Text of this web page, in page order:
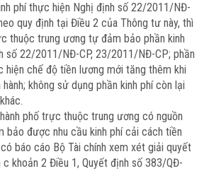
phí thực hiện Nghị định số 22/2011/NĐ-
quy định tại Điều 2 của Thông tư này, thì
thuộc trung ương tự đảm bảo phần kinh
số 22/2011/NĐ-CP, 23/2011/NĐ-CP; phần
hiện chế độ tiền lương mới tăng thêm khi
không sử dụng phần kinh phí còn lại
phố trực thuộc trung ương có nguồn
bảo được nhu cầu kinh phí cải cách tiền
báo cáo Bộ Tài chính xem xét giải quyết
khoản 2 Điều 1, Quyết định số 383/QĐ-